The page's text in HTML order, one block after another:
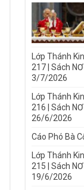
Lớp Thánh
217 | Sách
3/7/2026
Lớp Thánh
216 | Sách
26/6/2026
Cáo Phó Bà
Lớp Thánh
215 | Sách
19/6/2026